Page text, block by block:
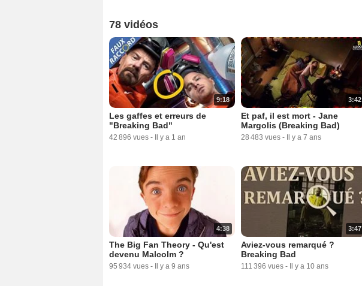
78 vidéos
9:18
Les gaffes et erreurs de
"Breaking Bad"
42 896 vues - Il y a 1 an
3:42
Et paf, il est mort - Jane
Margolis (Breaking Bad)
28 483 vues - Il y a 7 ans
4:38
The Big Fan Theory - Qu'est
devenu Malcolm ?
95 934 vues - Il y a 9 ans
3:47
Aviez-vous remarqué ?
Breaking Bad
111 396 vues - Il y a 10 ans